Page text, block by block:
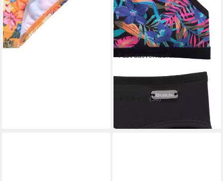
Fast ausverkauft
BENCH.
Bustier-Bikini Pitch Kids
(30)
in 1-2 Werktagen bei dir